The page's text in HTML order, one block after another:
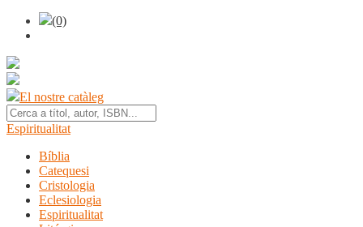
(0)
El nostre catàleg
Espiritualitat
Bíblia
Catequesi
Cristologia
Eclesiologia
Espiritualitat